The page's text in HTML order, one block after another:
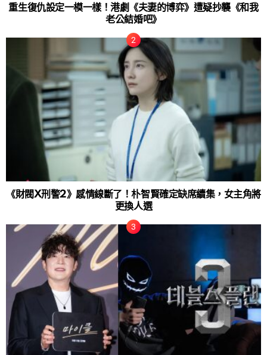
重生復仇設定一模一樣！港劇《夫妻的博弈》遭疑抄襲《和我
老公結婚吧》
《財閥X刑警2》感情線斷了！朴智賢確定缺席續集，女主角將
更換人選